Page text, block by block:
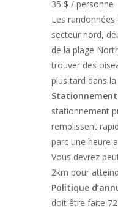
35 $ / personne
Les randonnées
secteur nord,
de la plage
trouver des
plus tard dans
Stationnement
stationnement
remplissent
parc une heure
Vous devrez
2km pour
Politique
doit être faite